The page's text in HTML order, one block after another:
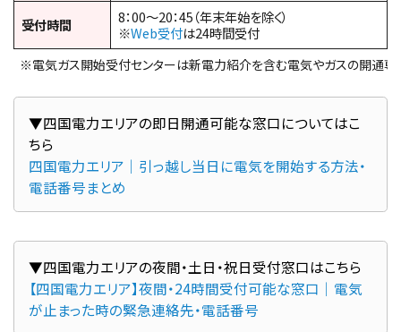
受付時間
8：00～20：45（年末年始を除く）
※Web受付は24時間受付
※電気ガス開始受付センターは新電力紹介を含む電気やガスの開通専
▼四国電力エリアの即日開通可能な窓口についてはこ
ちら
四国電力エリア｜引っ越し当日に電気を開始する方法・
電話番号まとめ
▼四国電力エリアの夜間・土日・祝日受付窓口はこちら
【四国電力エリア】夜間・24時間受付可能な窓口｜電気
が止まった時の緊急連絡先・電話番号